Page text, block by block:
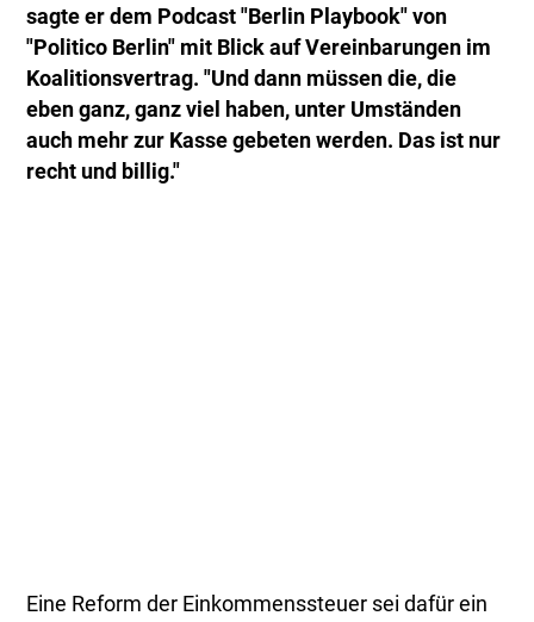
sagte er dem Podcast "Berlin Playbook" von
"Politico Berlin" mit Blick auf Vereinbarungen im
Koalitionsvertrag. "Und dann müssen die, die
eben ganz, ganz viel haben, unter Umständen
auch mehr zur Kasse gebeten werden. Das ist nur
recht und billig."
Eine Reform der Einkommenssteuer sei dafür ein